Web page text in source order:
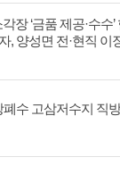
장 ‘금품 제공·수수’
, 양성면 전·현직 이
수 고삼저수지 직